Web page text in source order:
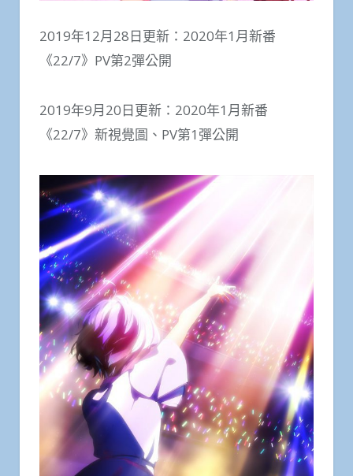
2019年12月28日更新：2020年1月新番
《22/7》PV第2彈公開
2019年9月20日更新：2020年1月新番
《22/7》新視覺圖、PV第1彈公開